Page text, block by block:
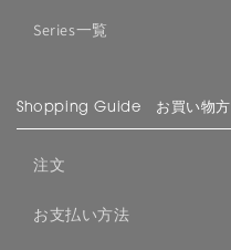
Series一覧
Shopping Guide お買い物方
注文
お支払い方法